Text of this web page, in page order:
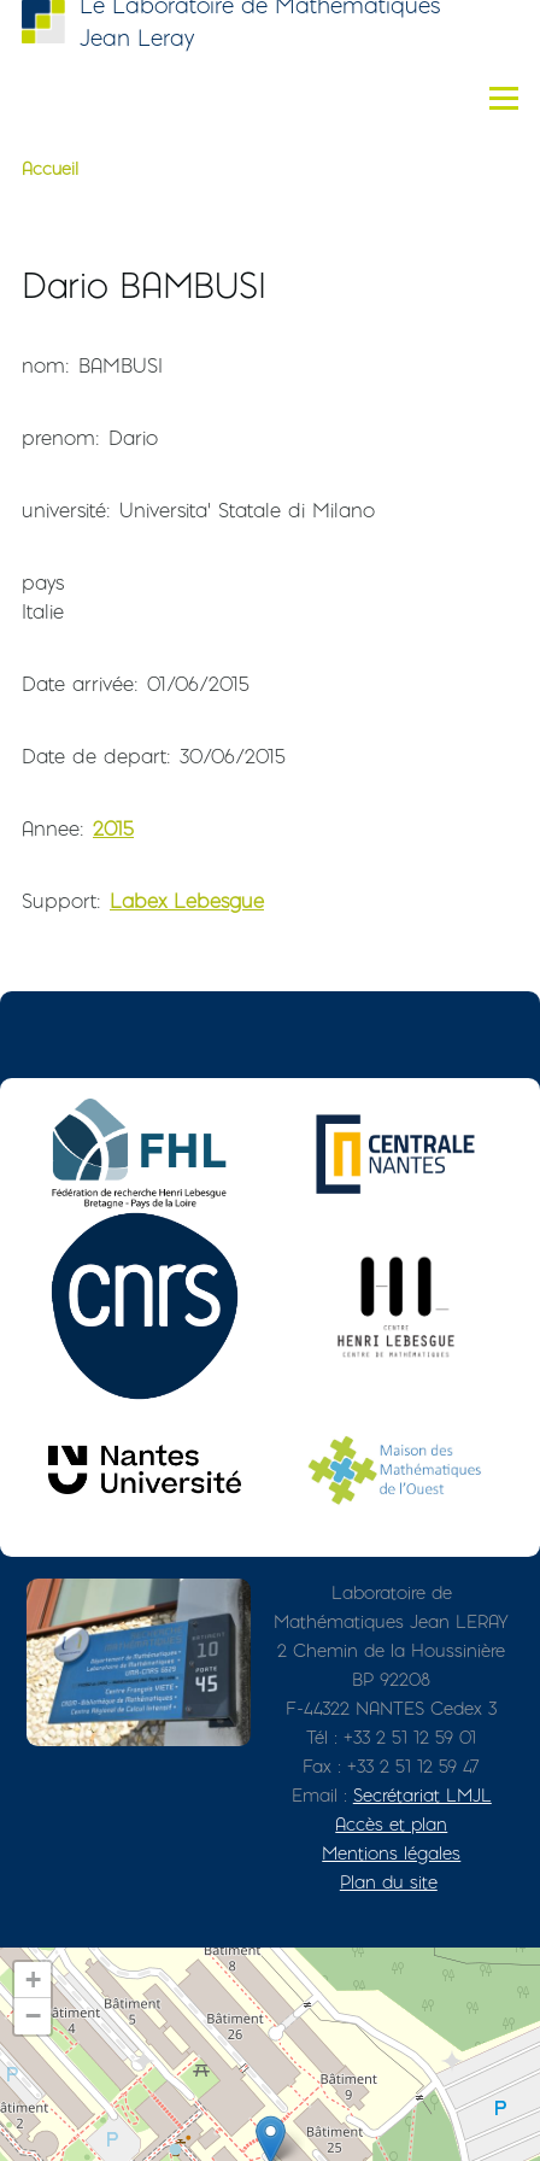
Aller au contenu principal
Jean Leray
Fil d'Ariane
Accueil
Dario BAMBUSI
nom BAMBUSI
prenom Dario
université Universita' Statale di Milano
pays
Italie
Date arrivée 01/06/2015
Date de depart 30/06/2015
Annee 2015
Support Labex Lebesgue
Photo Adresse détaillée
Laboratoire de
Mathématiques Jean LERAY
2 Chemin de la Houssinière
BP 92208
F-44322 NANTES Cedex 3
Tél : +33 2 51 12 59 01
Fax : +33 2 51 12 59 47
Email : Secrétariat LMJL
Accès et plan
Mentions légales
Plan du site
+
−